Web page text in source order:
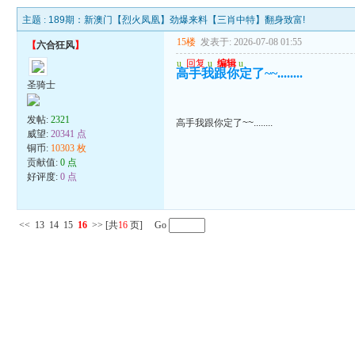
主题 : 189期：新澳门【烈火凤凰】劲爆来料【三肖中特】翻身致富!
【六合狂风】
圣骑士
发帖:2321
威望:20341 点
铜币: 10303 枚
贡献值:0 点
好评度:0 点
15楼 发表于: 2026-07-08 01:55
u 回复 u 编辑 u
高手我跟你定了~~........
高手我跟你定了~~........
<< 13 14 15 16 >> [共16 页] Go